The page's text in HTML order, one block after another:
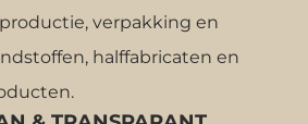
verpakking en
halffabricaten en